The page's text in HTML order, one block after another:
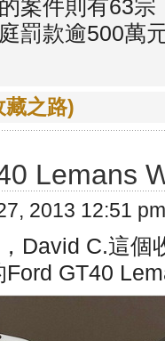
案件則有63
罰款逾500萬
之路)
Lemans
2013 12:51 pm
David C.這個
GT40